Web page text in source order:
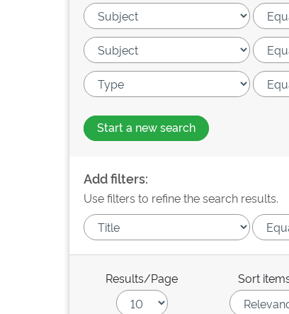
Start a new search
Add filters:
Use filters to refine the search results.
Results/Page Sort